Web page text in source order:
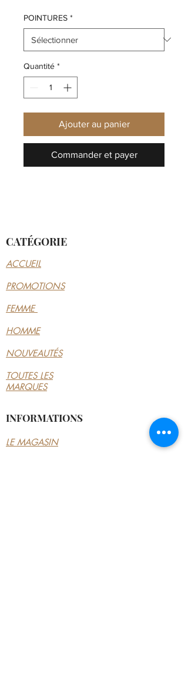
POINTURES *
Quantité *
Ajouter au panier
Commander et payer
CATÉGORIE
ACCUEIL
PROMOTIONS
FEMME
HOMME
NOUVEAUTÉS
TOUTES LES
MARQUES
INFORMATIONS
LE MAGASIN